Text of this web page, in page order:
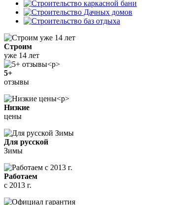
Строим
уже 14 лет
5+
отзывы
Низкие
цены
Для русской
Зимы
Работаем
с 2013 г.